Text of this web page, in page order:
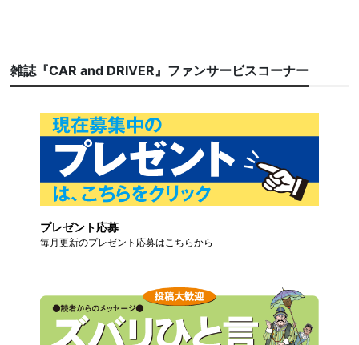
雑誌『CAR and DRIVER』ファンサービスコーナー
プレゼント応募
毎月更新のプレゼント応募はこちらから